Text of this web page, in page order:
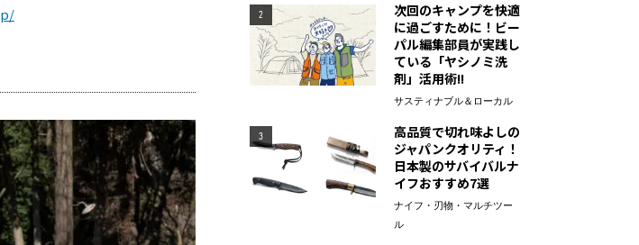
2
次回のキャンプを快適
に過ごすために！ビー
パル編集部員が実践し
ている「ヤシノミ洗
剤」活用術!!
サスティナブル＆ローカル
3
高品質で切れ味よしの
ジャパンクオリティ！
日本製のサバイバルナ
イフおすすめ7選
ナイフ・刃物・マルチツー
ル